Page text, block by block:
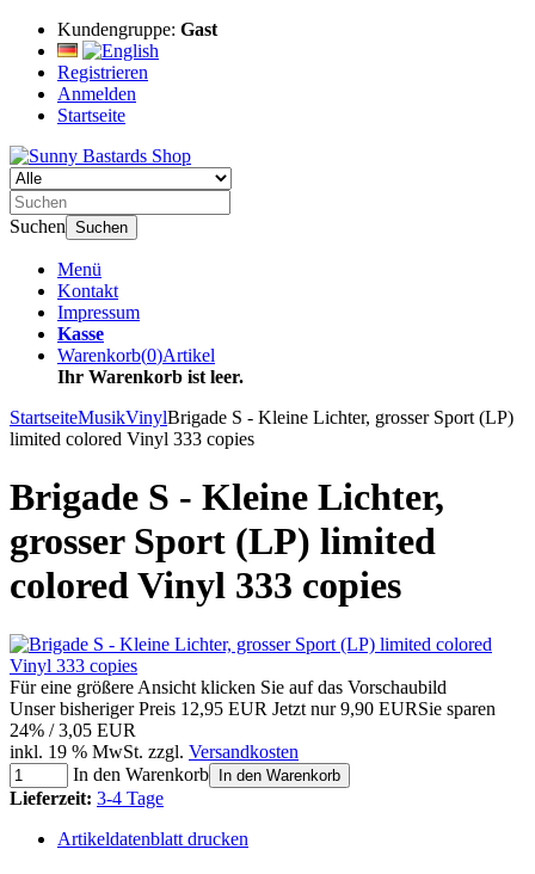
Kundengruppe: Gast
Registrieren
Anmelden
Startseite
Suchen Suchen
Menü
Kontakt
Impressum
Kasse
Warenkorb(0)Artikel
Ihr Warenkorb ist leer.
StartseiteMusikVinylBrigade S - Kleine Lichter, grosser Sport (LP)
limited colored Vinyl 333 copies
Brigade S - Kleine Lichter,
grosser Sport (LP) limited
colored Vinyl 333 copies
Für eine größere Ansicht klicken Sie auf das Vorschaubild
Unser bisheriger Preis 12,95 EUR Jetzt nur9,90 EURSie sparen
24% / 3,05 EUR
inkl. 19 % MwSt. zzgl. Versandkosten
In den Warenkorb
In den Warenkorb
Lieferzeit: 3-4 Tage
Artikeldatenblatt drucken